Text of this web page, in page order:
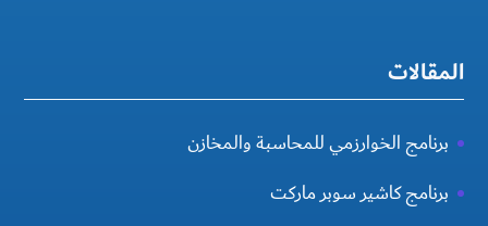
المقالات
برنامج الخوارزمي للمحاسبة والمخازن
برنامج كاشير سوبر ماركت